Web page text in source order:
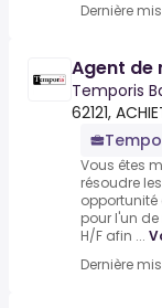
Dernière
Agent de
Temporis
62121,
Vous êtes
résoudre
opportunité
pour l'un
H/F afin ...
Dernière